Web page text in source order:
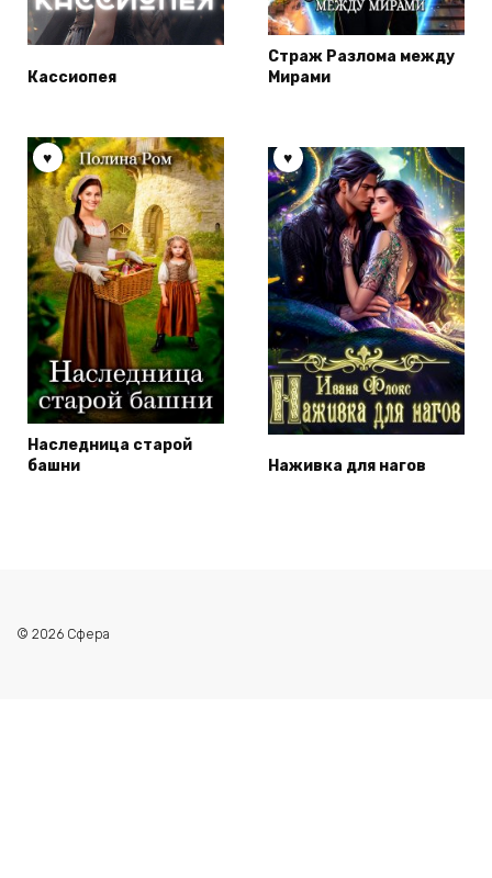
Кассиопея
Страж Разлома между
Мирами
Наследница старой
башни
Наживка для нагов
© 2026 Сфера